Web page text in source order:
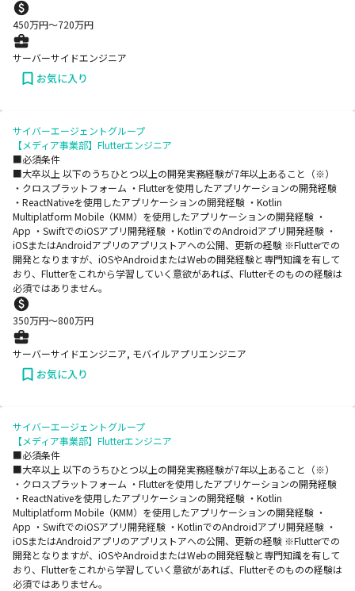
450万円〜720万円
サーバーサイドエンジニア
お気に入り
サイバーエージェントグループ
【メディア事業部】Flutterエンジニア
■必須条件
■大卒以上 以下のうちひとつ以上の開発実務経験が7年以上あること（※）
・クロスプラットフォーム ・Flutterを使用したアプリケーションの開発経験
・ReactNativeを使用したアプリケーションの開発経験 ・Kotlin
Multiplatform Mobile（KMM）を使用したアプリケーションの開発経験 ・
App ・SwiftでのiOSアプリ開発経験 ・KotlinでのAndroidアプリ開発経験 ・
iOSまたはAndroidアプリのアプリストアへの公開、更新の経験 ※Flutterでの
開発となりますが、iOSやAndroidまたはWebの開発経験と専門知識を有して
おり、Flutterをこれから学習していく意欲があれば、Flutterそのものの経験は
必須ではありません。
350万円〜800万円
サーバーサイドエンジニア, モバイルアプリエンジニア
お気に入り
サイバーエージェントグループ
【メディア事業部】Flutterエンジニア
■必須条件
■大卒以上 以下のうちひとつ以上の開発実務経験が7年以上あること（※）
・クロスプラットフォーム ・Flutterを使用したアプリケーションの開発経験
・ReactNativeを使用したアプリケーションの開発経験 ・Kotlin
Multiplatform Mobile（KMM）を使用したアプリケーションの開発経験 ・
App ・SwiftでのiOSアプリ開発経験 ・KotlinでのAndroidアプリ開発経験 ・
iOSまたはAndroidアプリのアプリストアへの公開、更新の経験 ※Flutterでの
開発となりますが、iOSやAndroidまたはWebの開発経験と専門知識を有して
おり、Flutterをこれから学習していく意欲があれば、Flutterそのものの経験は
必須ではありません。